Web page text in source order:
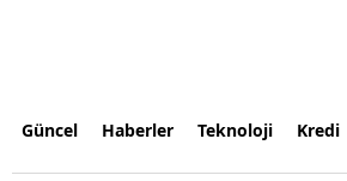
Güncel Haberler Teknoloji Kredi